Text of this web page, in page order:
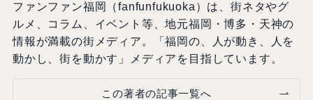
ファンファン福岡（fanfunfukuoka）は、街ネタやグ
ルメ、コラム、イベント等、地元福岡・博多・天神の
情報が満載の街メディア。「福岡の、人が動き、人を
動かし、街を動かす」メディアを目指しています。
この著者の記事一覧へ